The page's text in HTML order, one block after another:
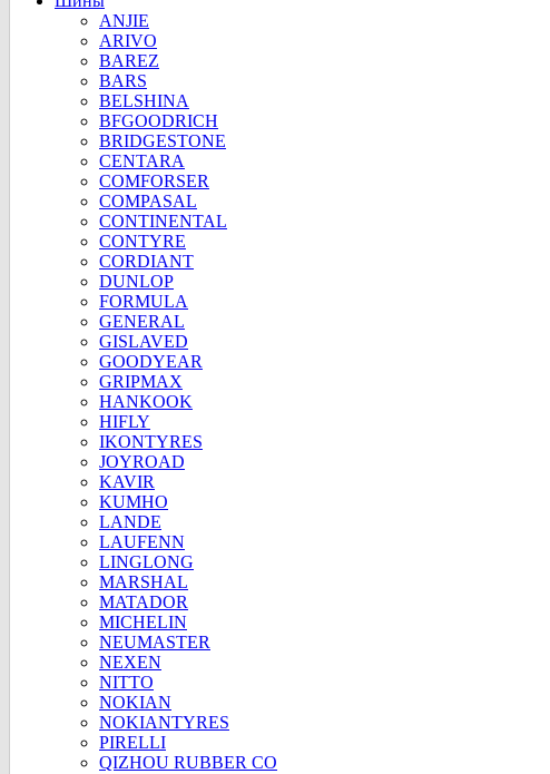
ANJIE
ARIVO
BAREZ
BARS
BELSHINA
BFGOODRICH
BRIDGESTONE
CENTARA
COMFORSER
COMPASAL
CONTINENTAL
CONTYRE
CORDIANT
DUNLOP
FORMULA
GENERAL
GISLAVED
GOODYEAR
GRIPMAX
HANKOOK
HIFLY
IKONTYRES
JOYROAD
KAVIR
KUMHO
LANDE
LAUFENN
LINGLONG
MARSHAL
MATADOR
MICHELIN
NEUMASTER
NEXEN
NITTO
NOKIAN
NOKIANTYRES
PIRELLI
QIZHOU RUBBER CO